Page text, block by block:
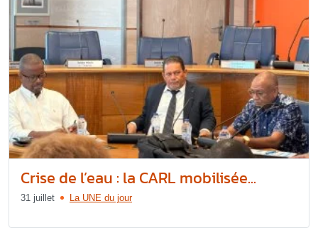
Crise de l’eau : la CARL mobilisée...
31 juillet La UNE du jour